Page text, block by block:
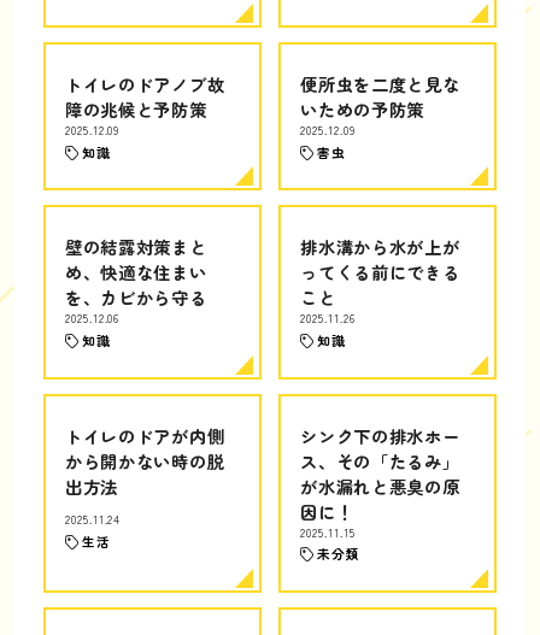
トイレのドアノブ故
障の兆候と予防策
2025.12.09
知識
便所虫を二度と見な
いための予防策
2025.12.09
害虫
壁の結露対策まと
め、快適な住まい
を、カビから守る
2025.12.06
知識
排水溝から水が上が
ってくる前にできる
こと
2025.11.26
知識
トイレのドアが内側
から開かない時の脱
出方法
2025.11.24
生活
シンク下の排水ホー
ス、その「たるみ」
が水漏れと悪臭の原
因に！
2025.11.15
未分類